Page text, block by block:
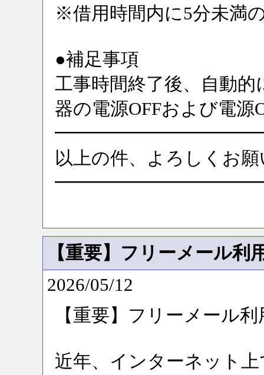
※借用時間内に5分未満
●補足事項
工事時間終了後、自動
器の電源OFFおよび電
以上の件、よろしくお
【重要】フリーメール
2026/05/12
【重要】フリーメール
近年、インターネット